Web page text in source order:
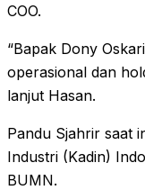
COO.
“Bapak Dony
operasional dan
lanjut Hasan.
Pandu Sjahrir saat
Industri (Kadin)
BUMN.